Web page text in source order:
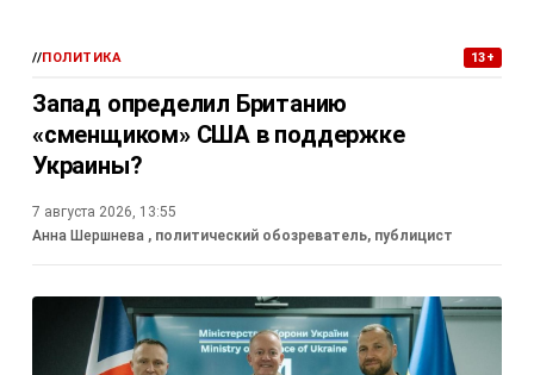
//ПОЛИТИКА 13+
Запад определил Британию
«сменщиком» США в поддержке
Украины?
7 августа 2026, 13:55
Анна Шершнева , политический обозреватель, публицист